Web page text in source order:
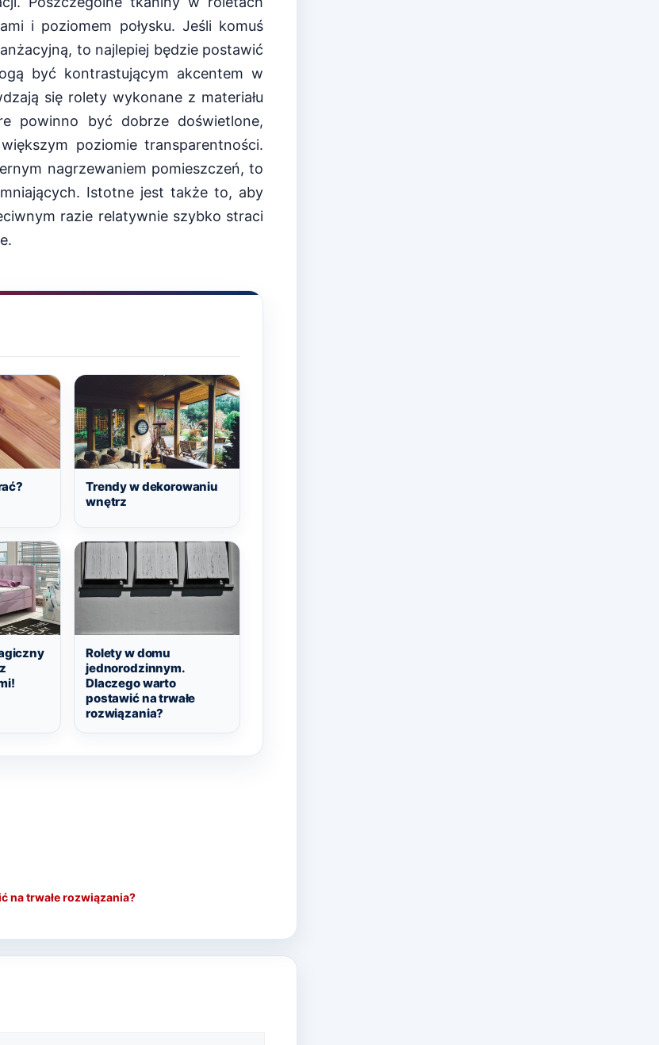
i poziomem połysku. Jeśli komuś
to najlepiej będzie postawić
być kontrastującym akcentem w
się rolety wykonane z materiału
powinno być dobrze doświetlone,
poziomie transparentności.
nagrzewaniem pomieszczeń, to
Istotne jest także to, aby
razie relatywnie szybko straci
Trendy w dekorowaniu
wnętrz
Rolety w domu
jednorodzinnym.
Dlaczego warto
postawić na trwałe
rozwiązania?
na trwałe rozwiązania?